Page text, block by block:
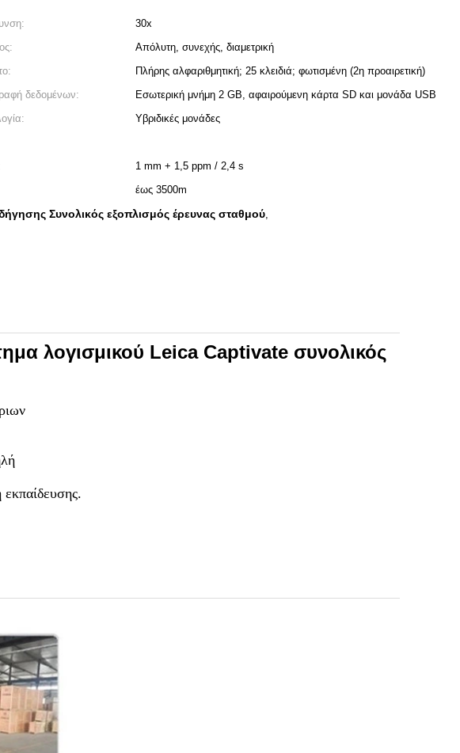
30x
Απόλυτη, συνεχής, διαμετρική
Πλήρης αλφαριθμητική; 25 κλειδιά; φωτισμένη (2η προαιρετική)
δεδομένων:
Εσωτερική μνήμη 2 GB, αφαιρούμενη κάρτα SD και μονάδα USB
Υβριδικές μονάδες
1 mm + 1,5 ppm / 2,4 s
έως 3500m
Συνολικός εξοπλισμός έρευνας σταθμού,
λογισμικού Leica Captivate συνολικός